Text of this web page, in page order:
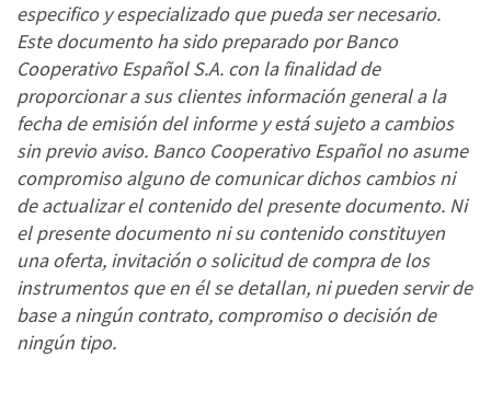
especifico y especializado que pueda ser necesario.
Este documento ha sido preparado por Banco
Cooperativo Español S.A. con la finalidad de
proporcionar a sus clientes información general a la
fecha de emisión del informe y está sujeto a cambios
sin previo aviso. Banco Cooperativo Español no asume
compromiso alguno de comunicar dichos cambios ni
de actualizar el contenido del presente documento. Ni
el presente documento ni su contenido constituyen
una oferta, invitación o solicitud de compra de los
instrumentos que en él se detallan, ni pueden servir de
base a ningún contrato, compromiso o decisión de
ningún tipo.